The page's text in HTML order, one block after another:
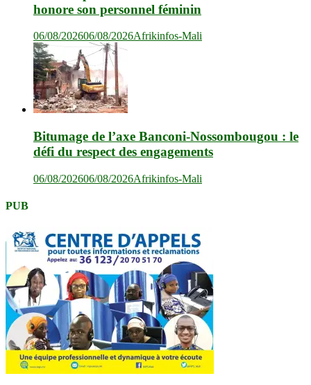
honore son personnel féminin
06/08/202606/08/2026Afrikinfos-Mali
Bitumage de l’axe Banconi-Nossombougou : le
défi du respect des engagements
06/08/202606/08/2026Afrikinfos-Mali
PUB